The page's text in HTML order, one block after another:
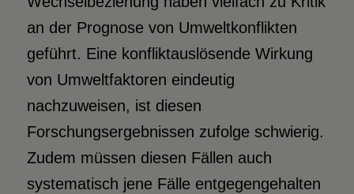
an der Prognose von Umweltkonflikten
geführt. Eine konfliktauslösende Wirkung
von Umweltfaktoren eindeutig
nachzuweisen, ist diesen
Forschungsergebnissen zufolge schwierig.
Zudem müssen diesen Fällen auch
systematisch jene Fälle entgegengehalten